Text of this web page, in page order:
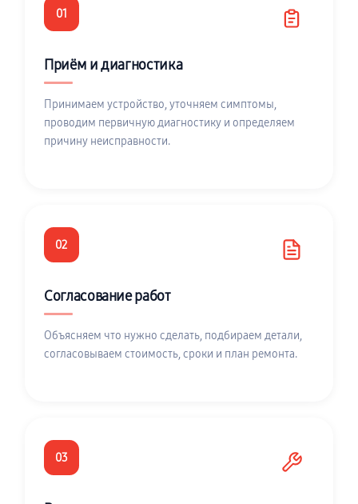
01
Приём и диагностика
Принимаем устройство, уточняем симптомы,
проводим первичную диагностику и определяем
причину неисправности.
02
Согласование работ
Объясняем что нужно сделать, подбираем детали,
согласовываем стоимость, сроки и план ремонта.
03